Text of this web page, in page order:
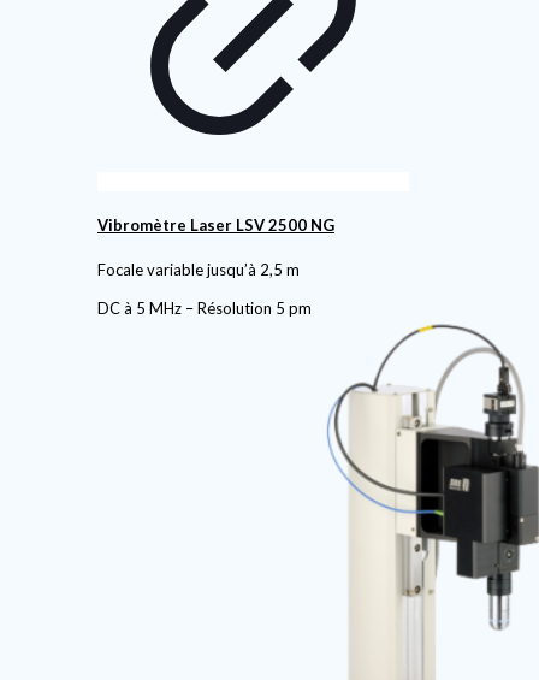
Vibromètre Laser LSV 2500 NG
Focale variable jusqu’à 2,5 m
DC à 5 MHz – Résolution 5 pm